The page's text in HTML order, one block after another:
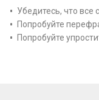
Убедитесь, что все
Попробуйте
Попробуйте